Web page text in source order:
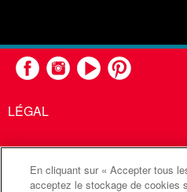
LÉGAL
United Methodist
En cliquant sur « Accepter tous
acceptez le stockage de cookies